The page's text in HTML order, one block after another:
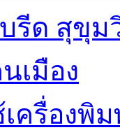
รีด สุขุม
เมือง
ครื่องพิม